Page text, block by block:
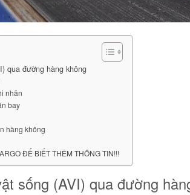
qua đường hàng không
nhãn
bay
hàng không
ĐỂ BIẾT THÊM THÔNG TIN!!!
sống (AVI) qua đường